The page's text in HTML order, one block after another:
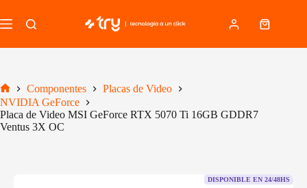
al
contenido
Carro
Inicio
Componentes
Placas de Video
NVIDIA GeForce
Placa de Video MSI GeForce RTX 5070 Ti 16GB GDDR7
Ventus 3X OC
DISPONIBLE EN 24/48HS